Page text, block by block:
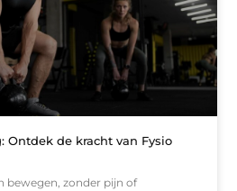
Ontdek de kracht van Fysio
bewegen, zonder pijn of